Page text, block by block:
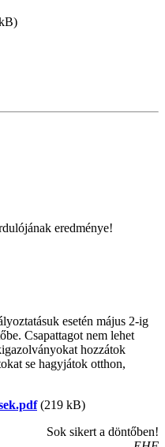
eredménye!
esetén május 2-ig
Csapattagot nem lehet
hozzátok
se hagyjátok otthon,
(219 kB)
Sok sikert a döntőben!